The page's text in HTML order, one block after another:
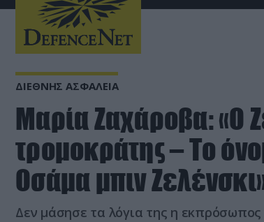
ΔΙΕΘΝΗΣ ΑΣΦΑΛΕΙΑ
Μαρία Ζαχάροβα: «Ο
τρομοκράτης – Το
Οσάμα μπιν
Δεν μάσησε τα λόγια της η